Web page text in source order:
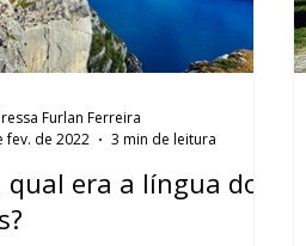
era a língua dos
Furlan Ferreira
fev. de 2022
3 min de leitura